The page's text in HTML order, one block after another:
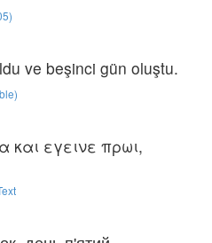
ve beşinci gün oluştu.
και εγεινε πρωι,